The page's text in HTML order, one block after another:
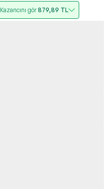
Kazancını gör879,89 TL